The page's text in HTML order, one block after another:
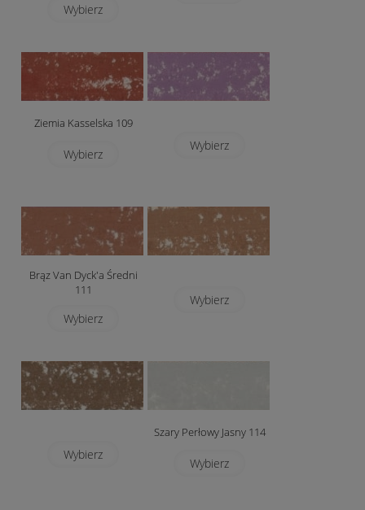
Wybierz
Ziemia Kasselska 109
Wybierz
Wybierz
Brąz Van Dyck'a Średni
111
Wybierz
Wybierz
Wybierz
Szary Perłowy Jasny 114
Wybierz